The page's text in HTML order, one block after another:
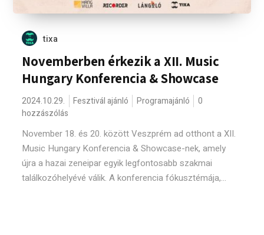
tixa
Novemberben érkezik a XII. Music
Hungary Konferencia & Showcase
2024.10.29. Fesztivál ajánló Programajánló
0
hozzászólás
November 18. és 20. között Veszprém ad otthont a XII.
Music Hungary Konferencia & Showcase-nek, amely
újra a hazai zeneipar egyik legfontosabb szakmai
találkozóhelyévé válik. A konferencia fókusztémája,...